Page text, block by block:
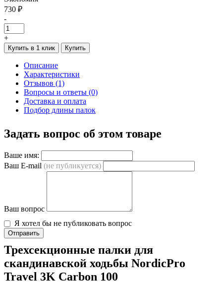
730 ₽
-
+
Купить в 1 клик Купить
Описание
Характеристики
Отзывов (1)
Вопросы и ответы (0)
Доставка и оплата
Подбор длины палок
Задать вопрос об этом товаре
Ваше имя:
Ваш E-mail (не публикуется)
Ваш вопрос
Я хотел бы не публиковать вопрос
Отправить
Трехсекционные палки для
скандинавской ходьбы NordicPro
Travel 3K Carbon 100